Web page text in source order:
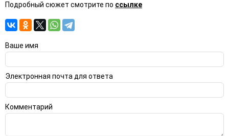
Подробный сюжет смотрите по ссылке
Ваше имя
Электронная почта для ответа
Комментарий